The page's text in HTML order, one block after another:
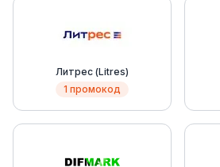
Литрес (Litres)
1 промокод